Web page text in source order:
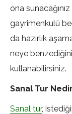
ona
gayrimenkulü
da hazırlık
neye benzediğini
kullanabilirsiniz.
Sanal Tur
Sanal tur,